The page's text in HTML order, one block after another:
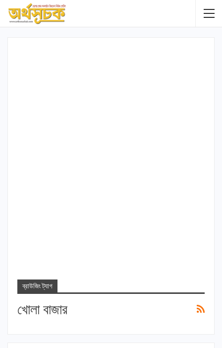
ব্রাউজিং ট্যাগ
খোলা বাজার